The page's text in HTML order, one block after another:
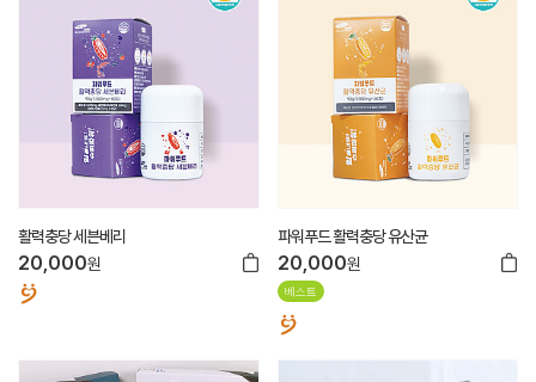
활력충당 세븐베리
20,000원
파워푸드 활력충당 유산균
20,000원
베스트